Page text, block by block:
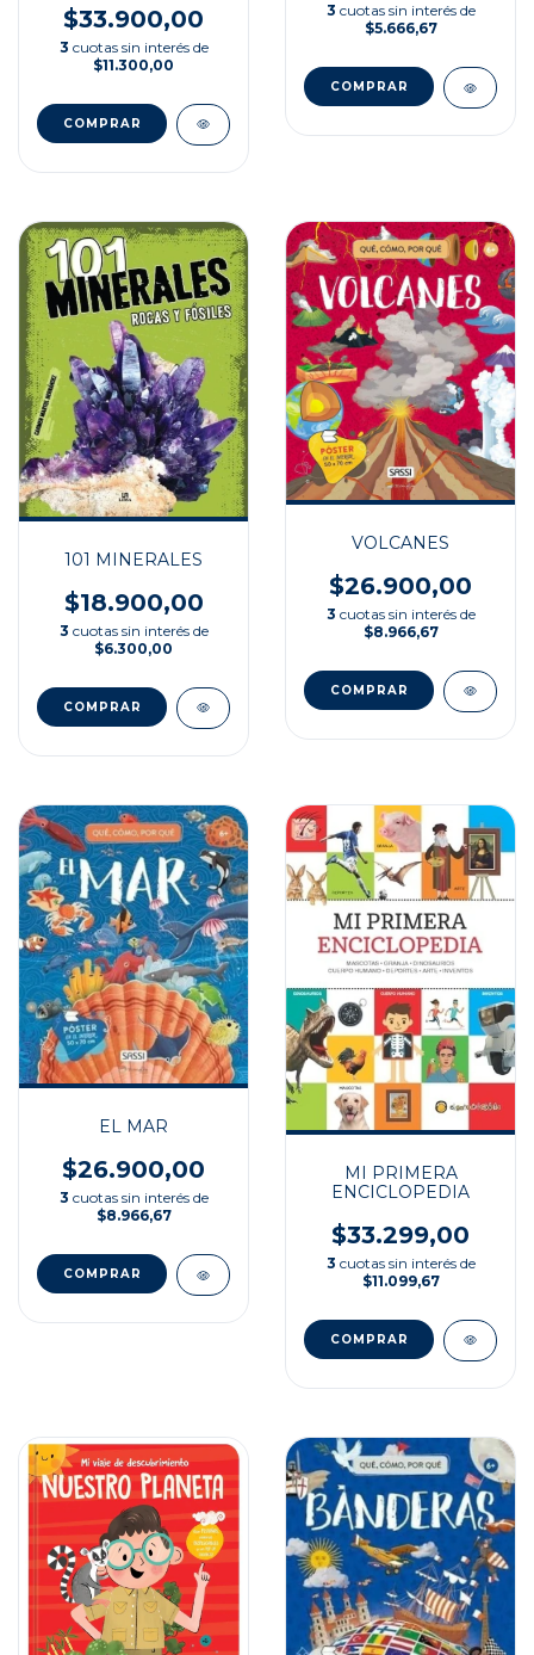
$33.900,00
3 cuotas sin interés de
$11.300,00
3 cuotas sin interés de
$5.666,67
101 MINERALES
$18.900,00
3 cuotas sin interés de
$6.300,00
VOLCANES
$26.900,00
3 cuotas sin interés de
$8.966,67
EL MAR
$26.900,00
3 cuotas sin interés de
$8.966,67
MI PRIMERA
ENCICLOPEDIA
$33.299,00
3 cuotas sin interés de
$11.099,67